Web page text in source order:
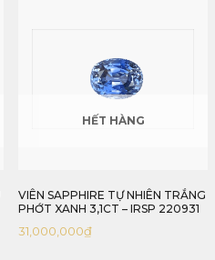
HẾT HÀNG
VIÊN SAPPHIRE TỰ NHIÊN TRẮNG
PHỚT XANH 3,1CT – IRSP 220931
31,000,000₫